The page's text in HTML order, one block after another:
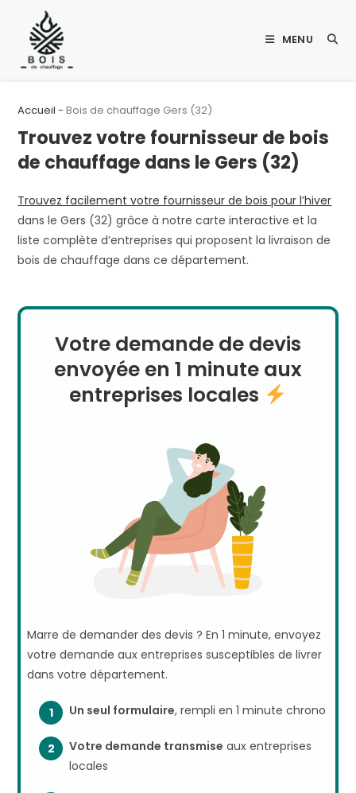
content
MENU
Accueil -Bois de chauffage Gers (32)
Trouvez votre fournisseur de bois
de chauffage dans le Gers (32)
Trouvez facilement votre fournisseur de bois pour l’hiver
dans le Gers (32) grâce à notre carte interactive et la
liste complète d’entreprises qui proposent la livraison de
bois de chauffage dans ce département.
Votre demande de devis
envoyée en 1 minute aux
entreprises locales
Marre de demander des devis ? En 1 minute, envoyez
votre demande aux entreprises susceptibles de livrer
dans votre département.
Un seul formulaire, rempli en 1 minute chrono
Votre demande transmise aux entreprises
locales